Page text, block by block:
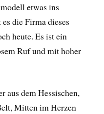
etwas ins
die Firma dieses
heute. Es ist ein
Ruf und mit hoher
aus dem Hessischen,
Mitten im Herzen